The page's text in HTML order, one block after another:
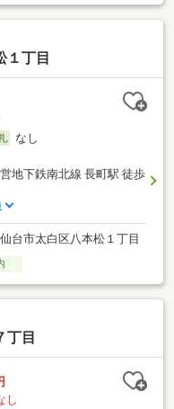
１丁目
なし
地下鉄南北線 長町駅 徒歩
台市太白区八本松１丁目
丁目
し